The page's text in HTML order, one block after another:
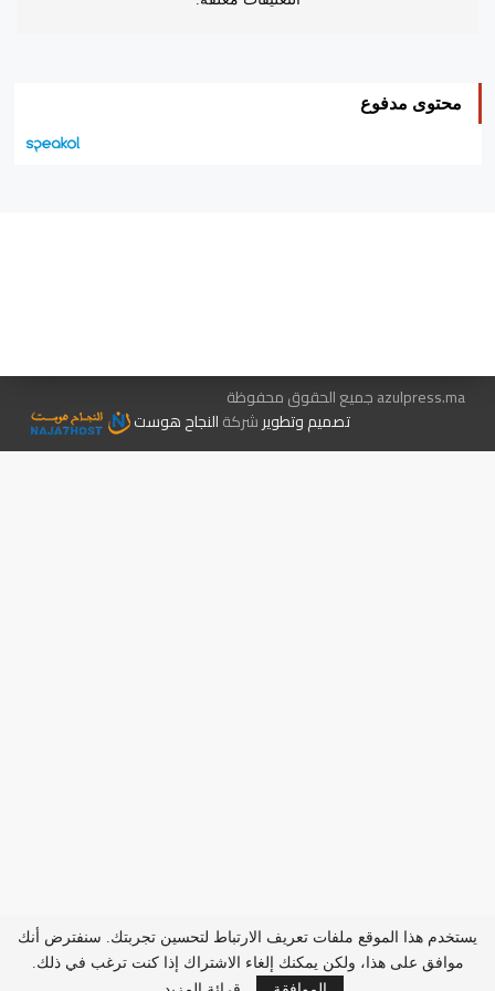
محتوى مدفوع
azulpress.ma جميع الحقوق محفوظة
تصميم وتطويرشركةالنجاح هوست
يستخدم هذا الموقع ملفات تعريف الارتباط لتحسين تجربتك. سنفترض أنك
موافق على هذا، ولكن يمكنك إلغاء الاشتراك إذا كنت ترغب في ذلك.